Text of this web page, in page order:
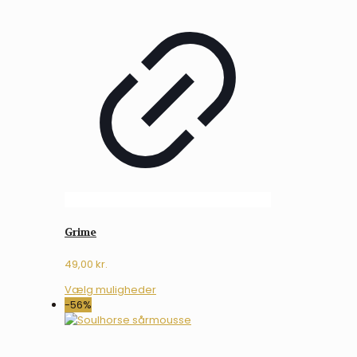
Grime
49,00 kr.
Vælg mulighederDette
har
-56%